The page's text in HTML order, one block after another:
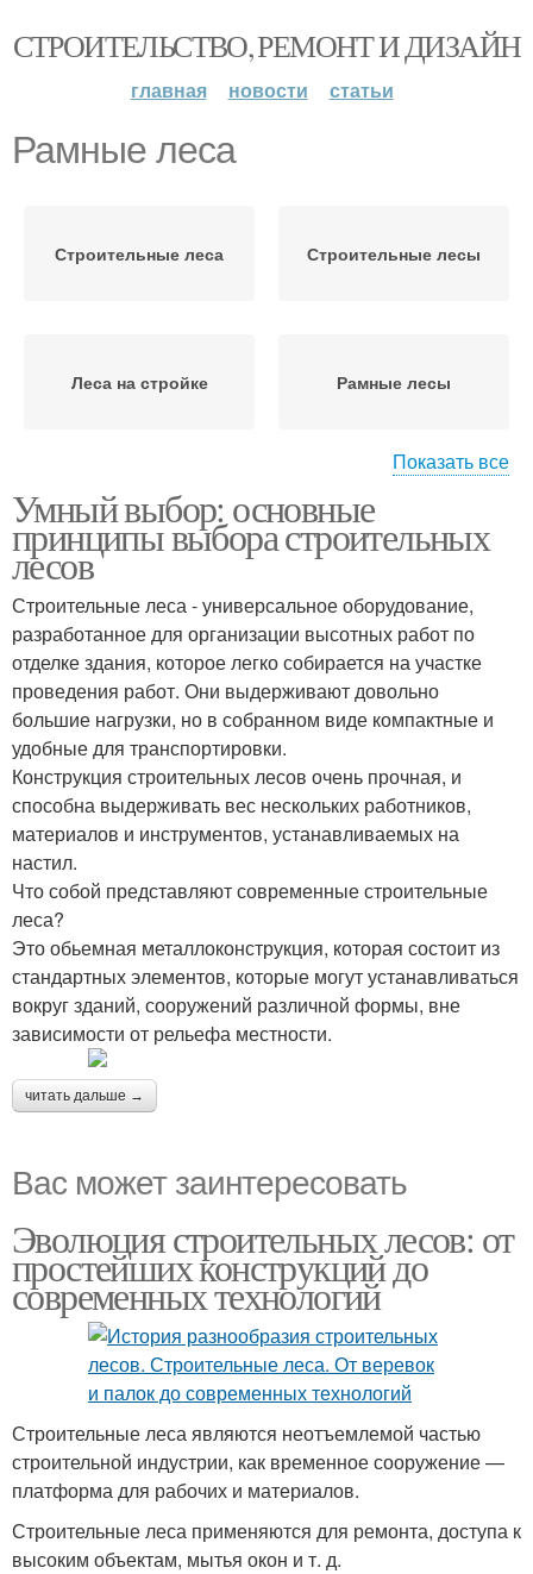
СТРОИТЕЛЬСТВО, РЕМОНТ И ДИЗАЙН
главная новости статьи
Рамные леса
Строительные леса Строительные лесы
Леса на стройке Рамные лесы
Клиновые лесы Штыревые лесы
Хомутовые лесы Подвесные лесы
Чашечные лесы Леса для работы
Показать все
Умный выбор: основные
принципы выбора строительных
лесов
Строительные леса - универсальное оборудование,
разработанное для организации высотных работ по
отделке здания, которое легко собирается на участке
проведения работ. Они выдерживают довольно
большие нагрузки, но в собранном виде компактные и
удобные для транспортировки.
Конструкция строительных лесов очень прочная, и
способна выдерживать вес нескольких работников,
материалов и инструментов, устанавливаемых на
настил.
Что собой представляют современные строительные
леса?
Это обьемная металлоконструкция, которая состоит из
стандартных элементов, которые могут устанавливаться
вокруг зданий, сооружений различной формы, вне
зависимости от рельефа местности.
читать дальше →
Вас может заинтересовать
Эволюция строительных лесов: от
простейших конструкций до
современных технологий
Строительные леса являются неотъемлемой частью
строительной индустрии, как временное сооружение —
платформа для рабочих и материалов.
Строительные леса применяются для ремонта, доступа к
высоким объектам, мытья окон и т. д.